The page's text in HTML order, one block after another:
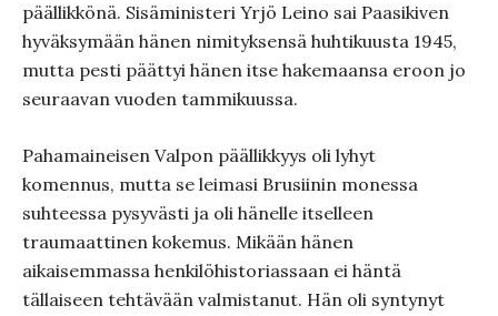
päällikkönä. Sisäministeri Yrjö Leino sai Paasikiven
hyväksymään hänen nimityksensä huhtikuusta 1945,
mutta pesti päättyi hänen itse hakemaansa eroon jo
seuraavan vuoden tammikuussa.
Pahamaineisen Valpon päällikkyys oli lyhyt
komennus, mutta se leimasi Brusiinin monessa
suhteessa pysyvästi ja oli hänelle itselleen
traumaattinen kokemus. Mikään hänen
aikaisemmassa henkilöhistoriassaan ei häntä
tällaiseen tehtävään valmistanut. Hän oli syntynyt